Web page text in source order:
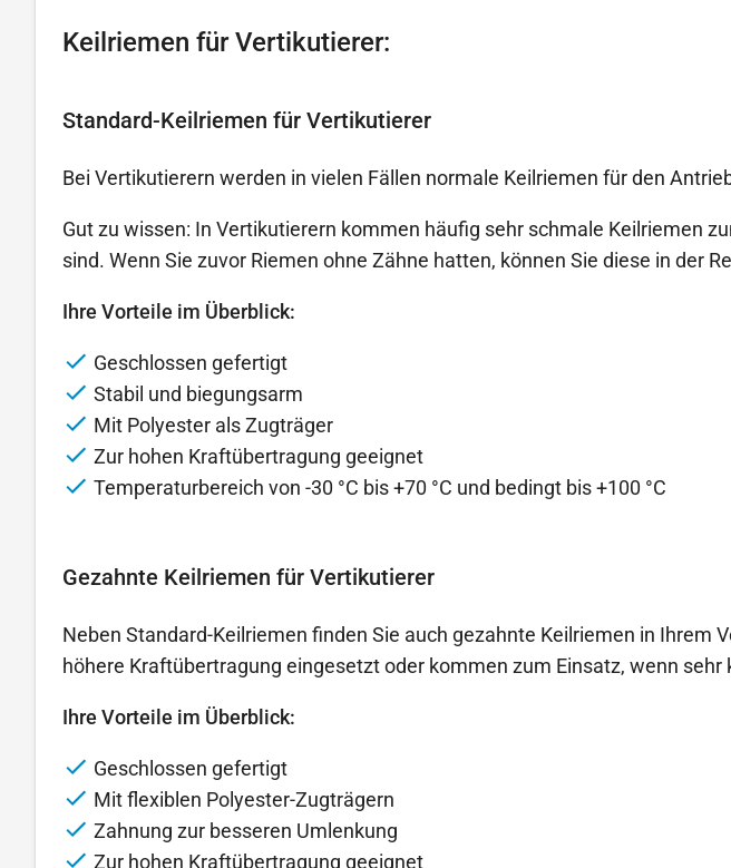
Keilriemen für Vertikutierer:
Standard-Keilriemen für Vertikutierer
Bei Vertikutierern werden in vielen Fällen normale Keilriemen für den
Gut zu wissen: In Vertikutierern kommen häufig sehr schmale Keilriemen
sind. Wenn Sie zuvor Riemen ohne Zähne hatten, können Sie diese in der
Ihre Vorteile im Überblick:
Geschlossen gefertigt
Stabil und biegungsarm
Mit Polyester als Zugträger
Zur hohen Kraftübertragung geeignet
Temperaturbereich von -30 °C bis +70 °C und bedingt bis +100 °C
Gezahnte Keilriemen für Vertikutierer
Neben Standard-Keilriemen finden Sie auch gezahnte Keilriemen in
höhere Kraftübertragung eingesetzt oder kommen zum Einsatz, wenn
Ihre Vorteile im Überblick:
Geschlossen gefertigt
Mit flexiblen Polyester-Zugträgern
Zahnung zur besseren Umlenkung
Zur hohen Kraftübertragung geeignet